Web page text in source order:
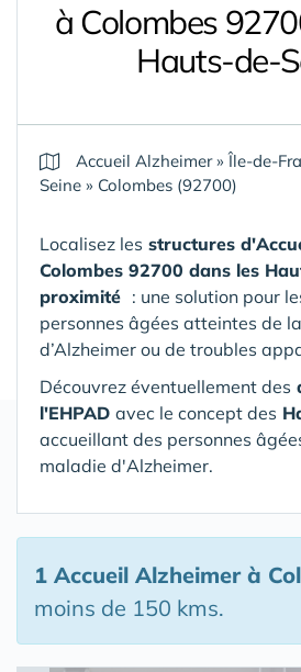
à Colombes
Hauts-de-
Accueil Alzheimer»Île-de-
Seine » Colombes (92700)
Localisez les structures
Colombes 92700 dans les
proximité : une solution pour
personnes âgées atteintes de
d’Alzheimer ou de troubles
Découvrez éventuellement des
l'EHPAD avec le concept des
accueillant des personnes
maladie d'Alzheimer.
1 Accueil Alzheimerà
moins de 150 kms.